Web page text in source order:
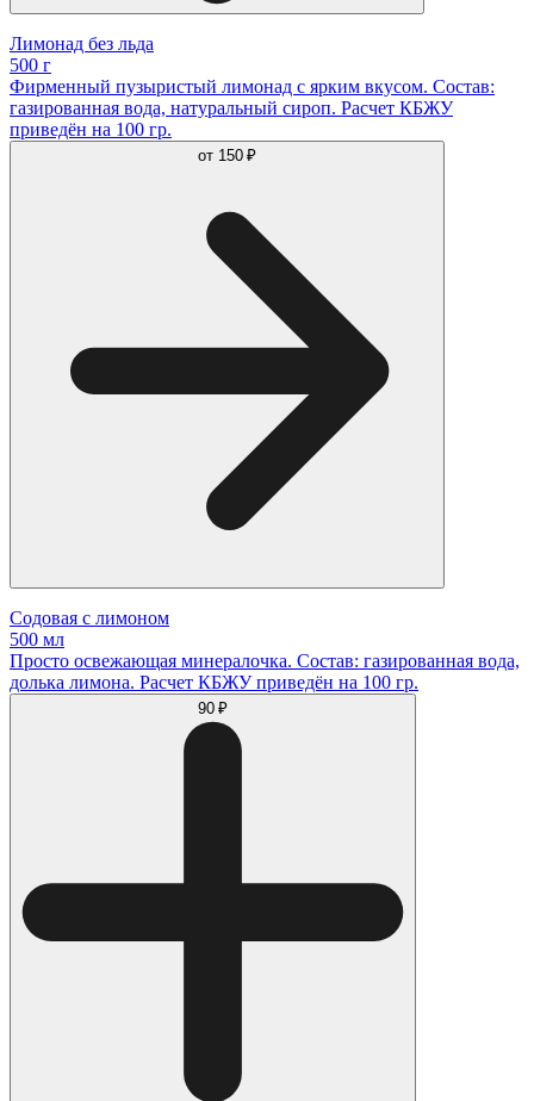
Лимонад без льда
500 г
Фирменный пузыристый лимонад с ярким вкусом. Состав:
газированная вода, натуральный сироп. Расчет КБЖУ
приведён на 100 гр.
от 150 ₽
Содовая с лимоном
500 мл
Просто освежающая минералочка. Состав: газированная вода,
долька лимона. Расчет КБЖУ приведён на 100 гр.
90 ₽